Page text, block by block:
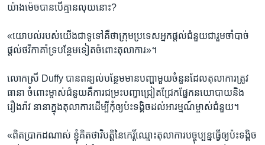
យ៉ាង​ម៉េច​បាន​បើ​គ្មាន​លុយនោះ?
«យោបល់​របស់​យើង​ជា​ទូទៅ​គឺថា​ក្រុមប្រទេស​អ្នកផ្តល់​ជំនួយ​ជារួម​ចាំបាច់​
ផ្តល់​ថវិកា​គាំទ្រ​បន្ថែម​ទៀត​ចំពោះ​តុលាការ»។
លោកស្រី​ Duffy ​បានពន្យល់​បន្ថែម​មាន​បញ្ហា​មួយ​ចំនួន​ដែល​តុលាការ​ត្រូវ​
ធានា ​ចំពោះ​ម្ចាស់​ជំនួយ​គឺ​ការជម្រះ​បញ្ហា​ជ្រៀតជ្រែក​ផ្នែក​នយោបាយ​និង​
រឿងរ៉ាវ ​នានា​ក្នុង​តុលាការ​ដើម្បី​កុំឲ្យ​ប៉ះទង្គិច​ដល់​អារម្មណ៍​ម្ចាស់​ជំនួយ។
«ពិតប្រាកដ​ណាស់​ ខ្ញុំ​គិត​ថា​វិបត្តិ​នៃ​កេរ្តិ៍​ឈ្មោះ​តុលាការ​បច្ចុប្បន្ន​ធ្វើឲ្យ​ប៉ះទង្គិច